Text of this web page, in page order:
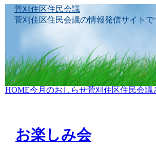
菅刈住区住民会議
菅刈住区住民会議の情報発信サイトで
Skip
HOME今月のおしらせ菅刈住区住民会議
お楽しみ会